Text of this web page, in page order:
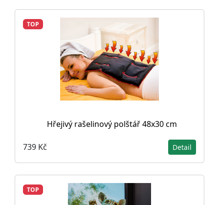
TOP
Hřejivý rašelinový polštář 48x30 cm
739 Kč Detail
TOP